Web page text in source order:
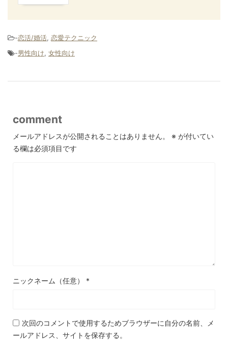
-恋活/婚活, 恋愛テクニック
-男性向け, 女性向け
comment
メールアドレスが公開されることはありません。 ※ が付いてい
る欄は必須項目です
ニックネーム（任意） *
次回のコメントで使用するためブラウザーに自分の名前、メ
ールアドレス、サイトを保存する。